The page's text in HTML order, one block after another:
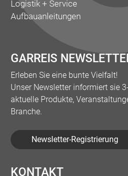
Logistik + Service
Aufbauanleitungen
GARREIS
Erleben Sie eine bunte Vielfalt!
Unser Newsletter informiert sie
aktuelle Produkte,
Branche.
Newsletter-Registrierung
KONTAKT